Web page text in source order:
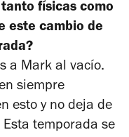
físicas como
este cambio de
a Mark al vacío.
siempre
esto y no deja de
temporada se